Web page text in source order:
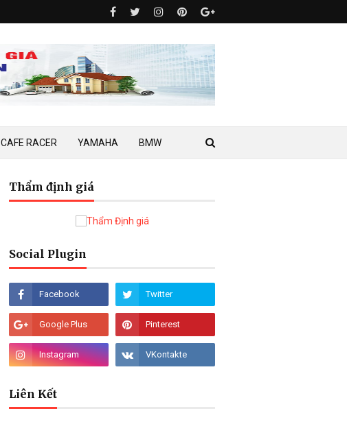
CAFE RACER YAMAHA BMW
Thẩm định giá
Social Plugin
Liên Kết